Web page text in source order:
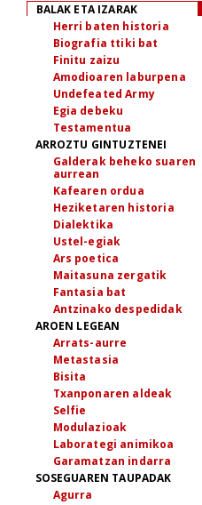
BALAK ETA IZARAK
Herri baten historia
Biografia ttiki bat
Finitu zaizu
Amodioaren laburpena
Undefeated Army
Egia debeku
Testamentua
ARROZTU GINTUZTENEI
Galderak beheko suaren
aurrean
Kafearen ordua
Heziketaren historia
Dialektika
Ustel-egiak
Ars poetica
Maitasuna zergatik
Fantasia bat
Antzinako despedidak
AROEN LEGEAN
Arrats-aurre
Metastasia
Bisita
Txanponaren aldeak
Selfie
Modulazioak
Laborategi animikoa
Garamatzan indarra
SOSEGUAREN TAUPADAK
Agurra